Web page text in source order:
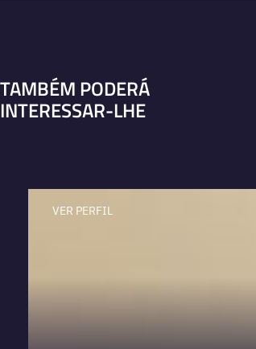
TAMBÉM PODERÁ
INTERESSAR-LHE
VER PERFIL